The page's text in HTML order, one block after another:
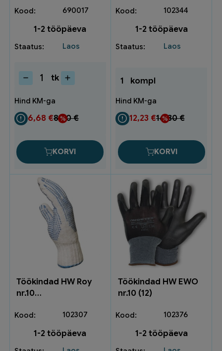
690017
1-2 tööpäeva
Laos
Põlvekaitsmed
250013
5-
250013
kogus
tk
8,90€
6,68 €
KORVI
102344
1-2 tööpäeva
Laos
1 kompl
16,30€
12,23 €
KORVI
Töökindad HW Roy
nr.10
102307
1-2 tööpäeva
Töökindad HW EWO
nr.10 (12)
102376
1-2 tööpäeva